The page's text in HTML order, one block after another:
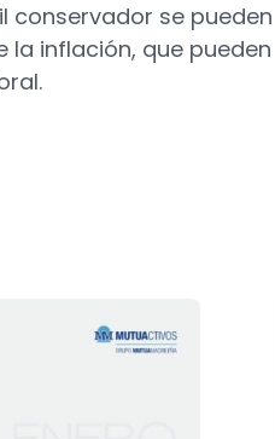
conservador se pueden
la inflación, que pueden